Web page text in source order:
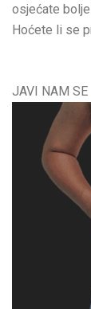
osjećate
Hoćete li se
JAVI NAM SE